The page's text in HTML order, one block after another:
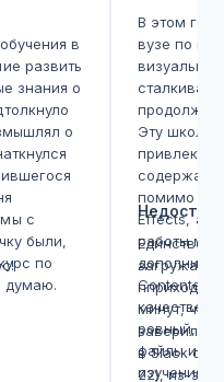
в
развить
знания о
о
с
были,
по
думаю.
В этом
вузе по
Эту школу
помимо
Effects, а
работы
Contented.
ровный, а
файлы и
изучения.
минут, что
заверил,
в Slack
22), из-за